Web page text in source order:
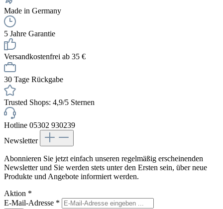
Made in Germany
5 Jahre Garantie
Versandkostenfrei ab 35 €
30 Tage Rückgabe
Trusted Shops: 4,9/5 Sternen
Hotline 05302 930239
Newsletter
Abonnieren Sie jetzt einfach unseren regelmäßig erscheinenden
Newsletter und Sie werden stets unter den Ersten sein, über neue
Produkte und Angebote informiert werden.
Aktion *
E-Mail-Adresse *